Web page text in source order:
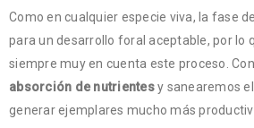
Como en cualquier especie viva, la fase
para un desarrollo foral aceptable, por lo
siempre muy en cuenta este proceso.
absorción de nutrientesy sanearemos
generar ejemplares mucho más